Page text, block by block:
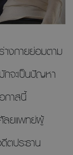
างกายย่อมตาม
จะเป็นปัญหา
กาสนี้
ยแพทย์ผู้
ตประธาน